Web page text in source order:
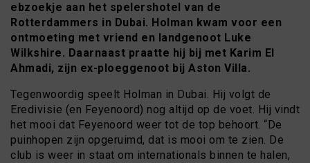
ebzoekje aan het spelershotel van de
Rotterdammers in Dubai. Holman kwam voor een
ontmoeting met vriend en landgenoot Luke
Wilkshire. Daarnaast praatte hij bij met Karim El
Ahmadi, zijn ex-ploeggenoot bij Aston Villa.
Tegenwoordig speelt Holman in Dubai. Hij volgt de
Eredivisie (en Feyenoord) nog altijd op de voet. Hij vindt
het mooi dat Feyenoord weer tot de top behoort. “De
puinhopen zijn opgeruimd, dat is mooi om te zien. De
club is weer in staat om internationals binnen te halen,